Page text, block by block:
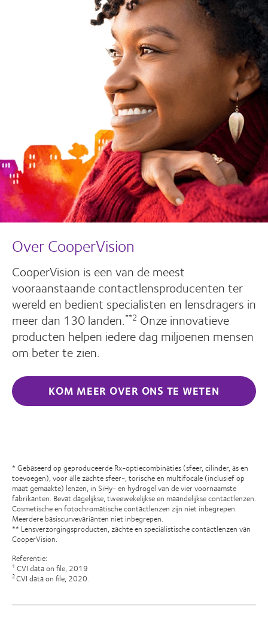
Over CooperVision
CooperVision is een van de meest
vooraanstaande contactlensproducenten ter
wereld en bedient specialisten en lensdragers in
meer dan 130 landen.**2 Onze innovatieve
producten helpen iedere dag miljoenen mensen
om beter te zien.
KOM MEER OVER ONS TE WETEN
* Gebaseerd op geproduceerde Rx-optiecombinaties (sfeer, cilinder, as en
toevoegen), voor alle zachte sfeer-, torische en multifocale (inclusief op
maat gemaakte) lenzen, in SiHy- en hydrogel van de vier voornaamste
fabrikanten. Bevat dagelijkse, tweewekelijkse en maandelijkse contactlenzen.
Cosmetische en fotochromatische contactlenzen zijn niet inbegrepen.
Meerdere basiscurvevarianten niet inbegrepen.
** Lensverzorgingsproducten, zachte en specialistische contactlenzen van
CooperVision.
Referentie:
1 CVI data on file, 2019
2CVI data on file, 2020.